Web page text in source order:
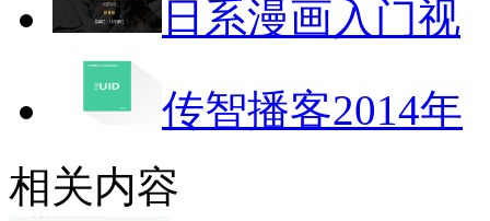
日系漫画入门视
传智播客2014年
相关内容